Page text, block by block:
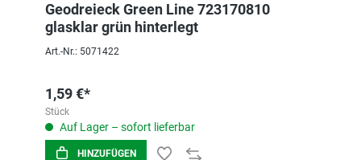
Geodreieck Green Line 723170810
glasklar grün hinterlegt
Art.-Nr.: 5071422
1,59 €*
Stück
Auf Lager – sofort lieferbar
HINZUFÜGEN